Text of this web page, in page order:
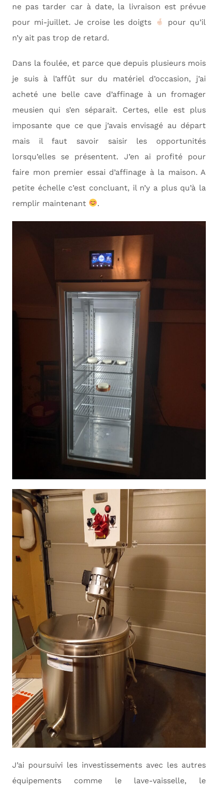
ne pas tarder car à date, la livraison est prévue
pour mi-juillet. Je croise les doigts
pour qu’il
n’y ait pas trop de retard.
Dans la foulée, et parce que depuis plusieurs mois
je suis à l’affût sur du matériel d’occasion, j’ai
acheté une belle cave d’affinage à un fromager
meusien qui s’en séparait. Certes, elle est plus
imposante que ce que j’avais envisagé au départ
mais il faut savoir saisir les opportunités
lorsqu’elles se présentent. J’en ai profité pour
faire mon premier essai d’affinage à la maison. A
petite échelle c’est concluant, il n’y a plus qu’à la
remplir maintenant
.
J’ai poursuivi les investissements avec les autres
équipements comme le lave-vaisselle, le